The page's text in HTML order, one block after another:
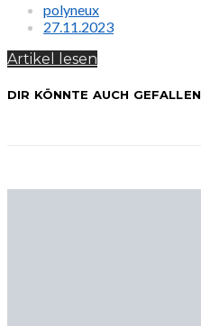
polyneux
27.11.2023
Artikel lesen
DIR KÖNNTE AUCH GEFALLEN